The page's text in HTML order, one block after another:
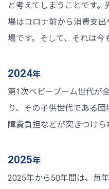
と考えてしまうことです
場はコロナ前から消費支
場です。そして、それは今
2024年
第1次ベビーブーム世代が
り、その子供世代である
障費負担などが突きつけら
2025年
2025年から50年間は、毎